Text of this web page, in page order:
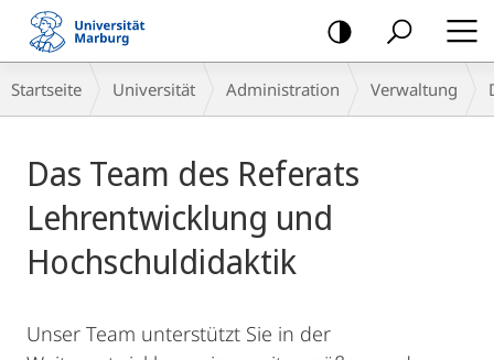
Mobile-
Navigation
Breadcrumb-
Navigation
Startseite Universität Administration Verwaltung
Das Team des Referats
Lehrentwicklung und
Hochschuldidaktik
Unser Team unterstützt Sie in der